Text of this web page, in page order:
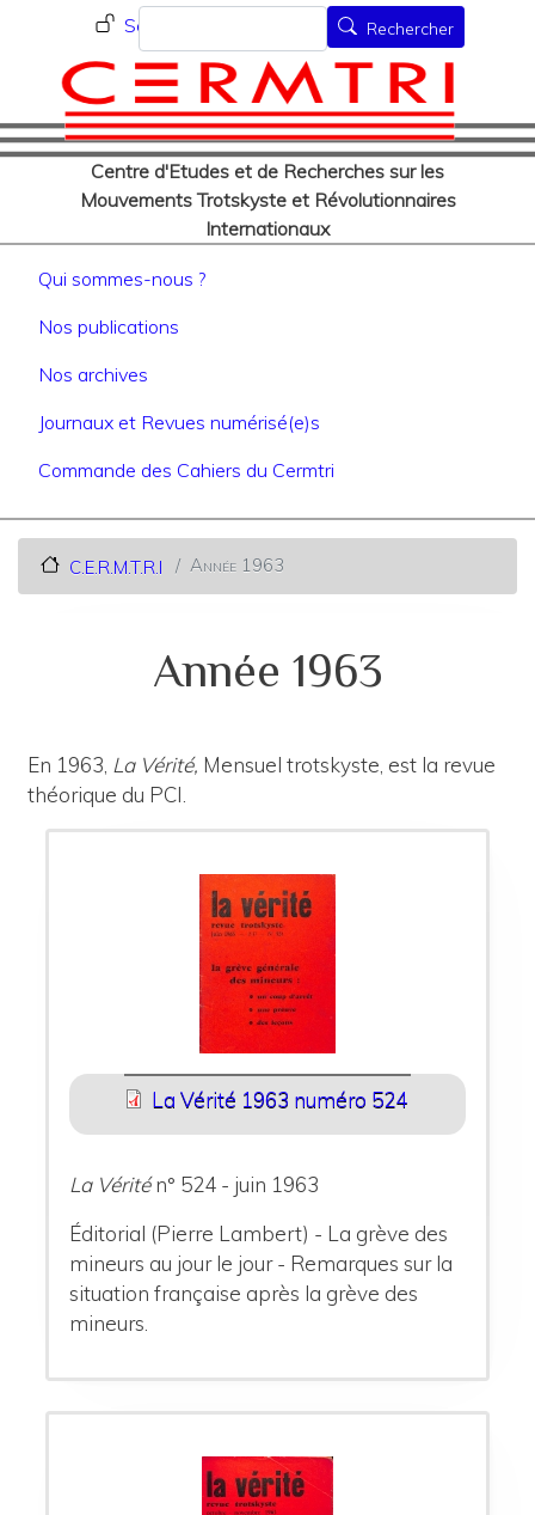
au
contenu
principal
Menu du compte de
Se connecter
Centre d'Etudes et de Recherches sur les
Mouvements Trotskyste et Révolutionnaires
Internationaux
Rechercher Rechercher
Navigation principale
Qui sommes-nous ?
Nos publications
Nos archives
Journaux et Revues numérisé(e)s
Commande des Cahiers du Cermtri
C.E.R.M.T.R.I Année 1963
Année 1963
En 1963, La Vérité, Mensuel trotskyste, est la revue
théorique du PCI.
La Vérité 1963 numéro 524
La Véritén° 524 - juin 1963
Éditorial (Pierre Lambert) - La grève des
mineurs au jour le jour - Remarques sur la
situation française après la grève des
mineurs.